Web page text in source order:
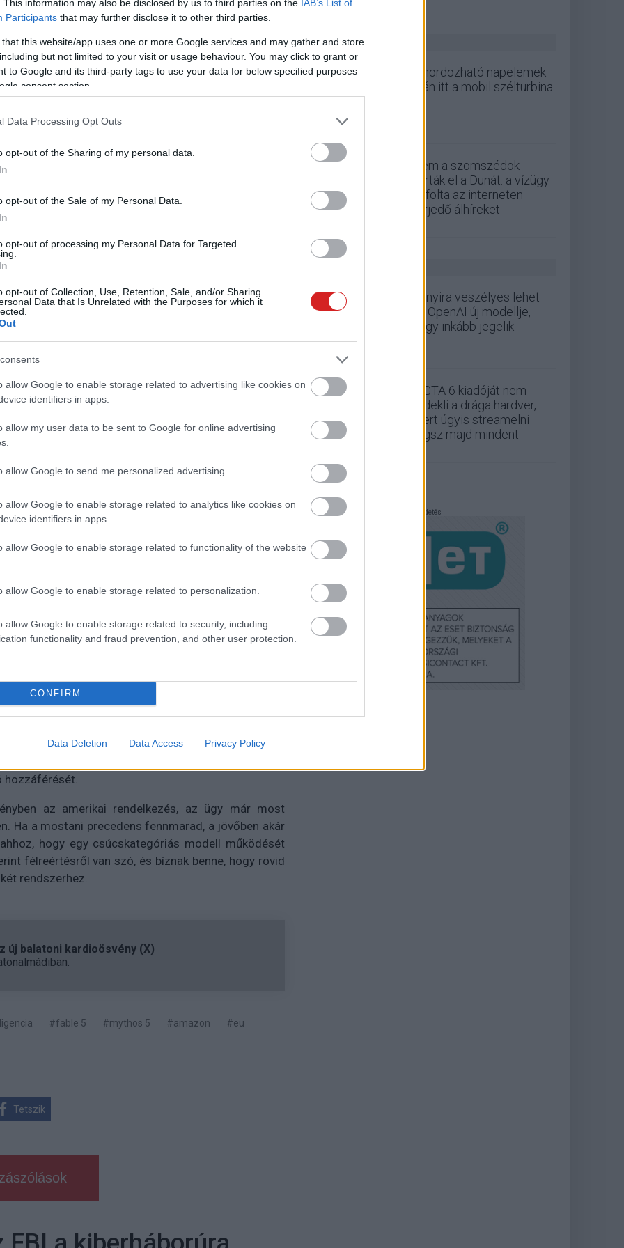
This information may also be disclosed by us to third parties on the IAB’s List of
Participants that may further disclose it to other third parties.
that this website/app uses one or more Google services and may gather and store
but not limited to your visit or usage behaviour. You may click to grant or
to Google and its third-party tags to use your data for below specified purposes
consent section.
Data Processing Opt Outs
opt-out of the Sharing of my personal data.
opt-out of the Sale of my Personal Data.
opt-out of processing my Personal Data for Targeted
opt-out of Collection, Use, Retention, Sale, and/or Sharing
Data that Is Unrelated with the Purposes for which it
allow Google to enable storage related to advertising like cookies on
identifiers in apps.
allow my user data to be sent to Google for online advertising
allow Google to send me personalized advertising.
allow Google to enable storage related to analytics like cookies on
identifiers in apps.
allow Google to enable storage related to functionality of the website
allow Google to enable storage related to personalization.
allow Google to enable storage related to security, including
functionality and fraud prevention, and other user protection.
CONFIRM
Data Deletion Data Access Privacy Policy
az úgynevezett szűk jailbreak és az univerzális
képes információkat kinyerni a rendszerből, míg
védelmi mechanizmusait. Az Anthropic szerint a
jailbreaket, bár a brit AI Safety Institute kutatói
megkerülési módszert egy speciális
végeztek amerikai és brit kormányzati
Egy nyilvános hibavadász program során
univerzális jailbreaket találni a rendszerhez. Az
adatmegőrzési szabályt is bevezetett a Fable és a
korábbi adatmegőrzés nélküli szerződéseit.
a visszaélési mintázatokat, amelyek több különálló
reagált a döntésre. Szerintük elfogadhatatlan, hogy
miatt több százmillió ember számára elérhető
úgy véli, ha ez az elv általánossá válik, az
intelligenciák piacra kerülését. A vállalat
és technikai tényeken alapuló jogi eljárás
pedig szerintük nem felel meg ezeknek a
korábban
pert indított a kormány ellen. Különösen furcsa
amely biztonsági fenyegetésként hivatkozik a
technológiájának használatára, és engedélyezte a
is.
ki. Francia, brit és holland politikusok egyaránt
annak, milyen veszélyeket hordoz a külföldi
hogy a mesterséges intelligencia mára
elektromos hálózat vagy az internet.
ébresztőként kellene szolgálnia Európa számára
támaszkodik, egyik napról a másikra
Hasonlóan fogalmazott Benjamin Haddad
döntés felgyorsítja az MI körüli geopolitikai
képességeit fejlessze.
a történteket. Al Carns szerint a világ legfejlettebb
mértékben függnek más országok technológiai
intézmények is. Tom Tugendhat úgy véli, a
kötődik, nem pedig a hagyományos katonai
fogalmazott: közösségi oldalán egyszerűen azt
hozzáférését.
az amerikai rendelkezés, az ügy már most
Ha a mostani precedens fennmarad, a jövőben akár
hogy egy csúcskategóriás modell működését
félreértésről van szó, és bíznak benne, hogy rövid
rendszerhez.
új balatoni kardioösvény (X)
#fable 5 #mythos 5 #amazon #eu
Tetszik
ZÖLD PÁLYA
A hordozható napelemek
után itt a mobil szélturbina
Nem a szomszédok
zárták el a Dunát: a vízügy
cáfolta az interneten
terjedő álhíreket
Annyira veszélyes lehet
az OpenAI új modellje,
hogy inkább jegelik
A GTA 6 kiadóját nem
érdekli a drága hardver,
mert úgyis streamelni
fogsz majd mindent
Hirdetés